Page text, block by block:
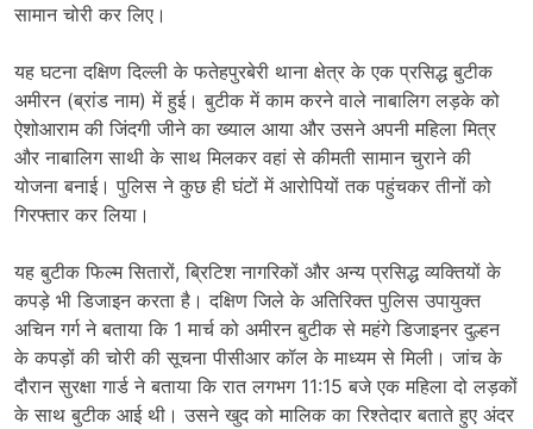
सामान चोरी कर लिए।
यह घटना दक्षिण दिल्ली के फतेहपुरबेरी थाना क्षेत्र के एक प्रसिद्ध बुटीक
अमीरन (ब्रांड नाम) में हुई। बुटीक में काम करने वाले नाबालिग लड़के को
ऐशोआराम की जिंदगी जीने का ख्याल आया और उसने अपनी महिला मित्र
और नाबालिग साथी के साथ मिलकर वहां से कीमती सामान चुराने की
योजना बनाई। पुलिस ने कुछ ही घंटों में आरोपियों तक पहुंचकर तीनों को
गिरफ्तार कर लिया।
यह बुटीक फिल्म सितारों, ब्रिटिश नागरिकों और अन्य प्रसिद्ध व्यक्तियों के
कपड़े भी डिजाइन करता है। दक्षिण जिले के अतिरिक्त पुलिस उपायुक्त
अचिन गर्ग ने बताया कि 1 मार्च को अमीरन बुटीक से महंगे डिजाइनर दुल्हन
के कपड़ों की चोरी की सूचना पीसीआर कॉल के माध्यम से मिली। जांच के
दौरान सुरक्षा गार्ड ने बताया कि रात लगभग 11:15 बजे एक महिला दो लड़कों
के साथ बुटीक आई थी। उसने खुद को मालिक का रिश्तेदार बताते हुए अंदर